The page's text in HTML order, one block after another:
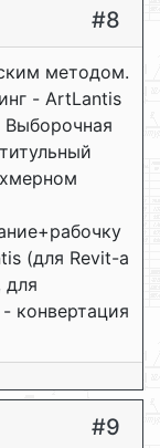
#8
методом.
- ArtLantis
Выборочная
(для Revit-а
для
конвертация
#9